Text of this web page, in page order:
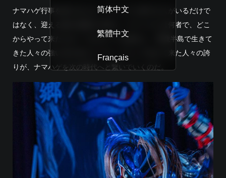
ナマハゲ行事を続けるには、ナマハゲに扮する人がいるだけで
はなく、迎える側の意識が大切だ。ナマハゲとは何者で、どこ
からやって来たのか？ そのルーツを探ると、男鹿半島で生きて
きた人々の強い絆が見えてくる。そうして生きて来た人々の誇
りが、ナマハゲを次の時代へと繋いでいくのだ。
简体中文
繁體中文
Français